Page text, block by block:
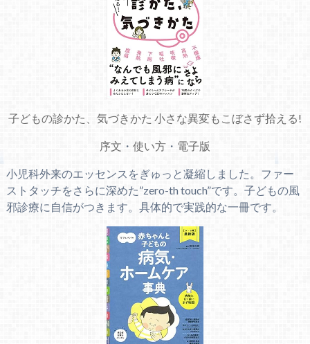
子どもの診かた、気づきかた 小さな異変もこぼさず拾える!
序文 ・ 使い方・ 電子版
小児科外来のエッセンスをぎゅっと凝縮しました。ファー
ストタッチをさらに深めた”zero-th touch”です。子どもの風
邪診療に自信がつきます。具体的で実践的な一冊です。